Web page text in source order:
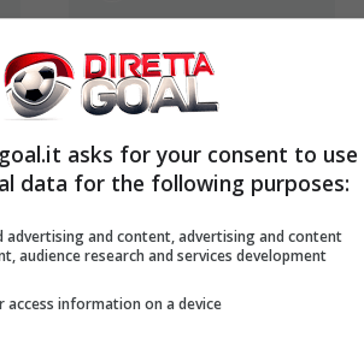
Udinese, segui il
live: le formazioni
ufficiali
30 Dicembre 2017
asks for your consent to use
data for the following purposes:
advertising and content, advertising and content
audience research and services development
access information on a device